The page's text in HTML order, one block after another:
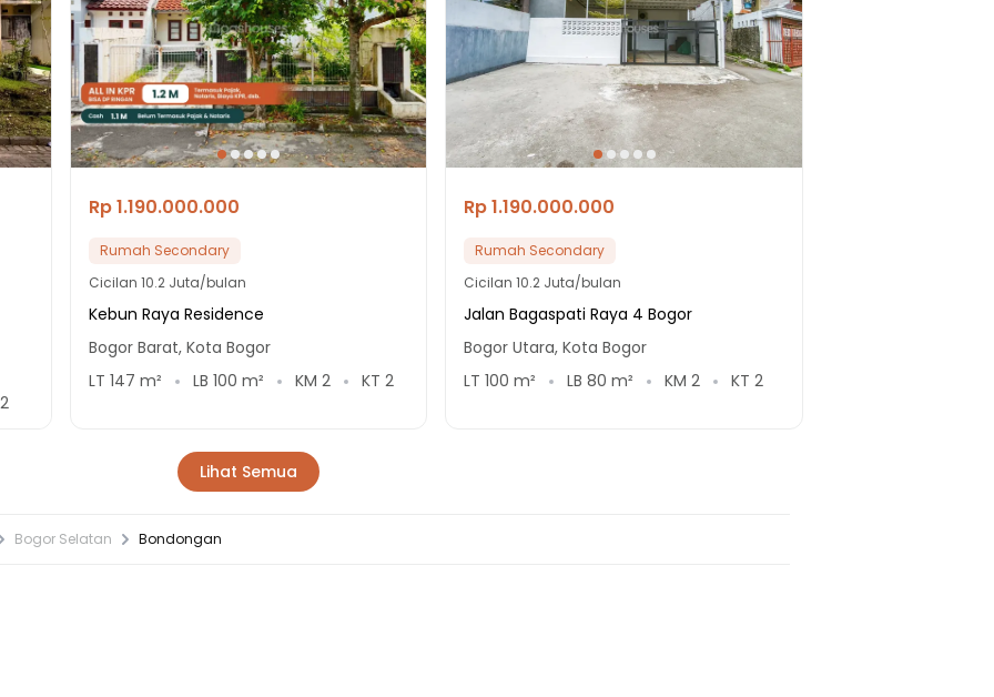
2
Rp 1.190.000.000
Rumah Secondary
Cicilan 10.2 Juta/bulan
Kebun Raya Residence
Bogor Barat, Kota Bogor
LT 147 m² LB 100 m² KM 2 KT 2
Rp 1.190.000.000
Rumah Secondary
Cicilan10.2 Juta/bulan
Jalan Bagaspati Raya 4 Bogor
Bogor Utara, Kota Bogor
LT100 m² LB80 m² KM2 KT2
Lihat Semua
Bogor Selatan Bondongan